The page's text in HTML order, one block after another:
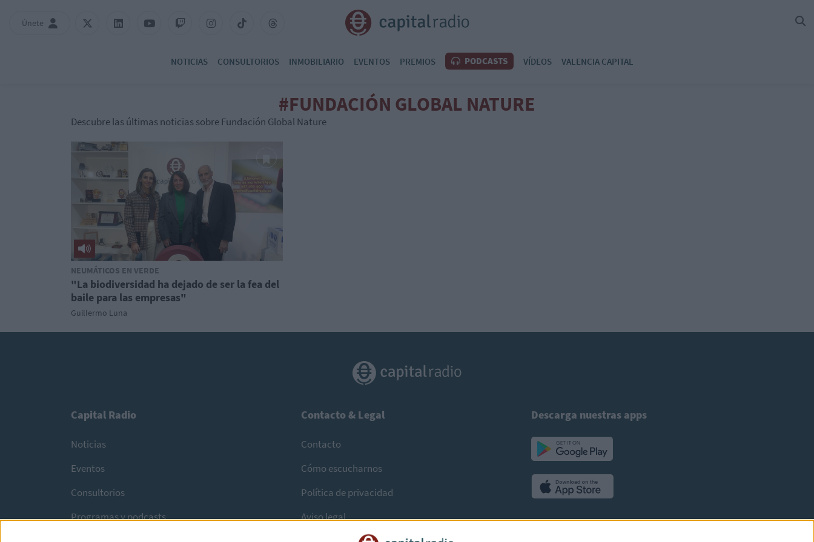
Únete
NOTICIAS CONSULTORIOS INMOBILIARIO EVENTOS PREMIOS PODCASTS VÍDEOS VALENCIA CAPITAL
#FUNDACIÓN GLOBAL NATURE
Descubre las últimas noticias sobre Fundación Global Nature
NEUMÁTICOS EN VERDE
"La biodiversidad ha dejado de ser la fea del
baile para las empresas"
Guillermo Luna
Capital Radio
Noticias
Eventos
Consultorios
Programas y podcasts
Contacto & Legal
Contacto
Cómo escucharnos
Política de privacidad
Aviso legal
Descarga nuestras apps